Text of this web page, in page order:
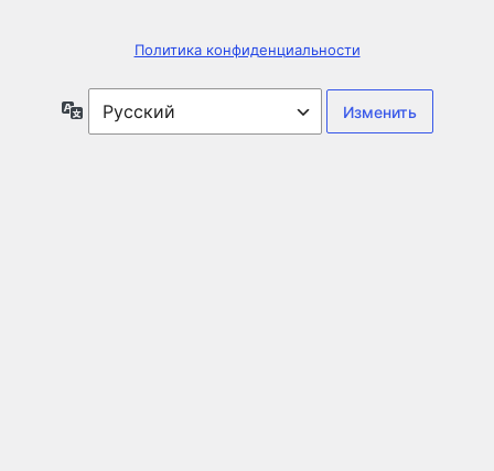
Политика конфиденциальности
Язык